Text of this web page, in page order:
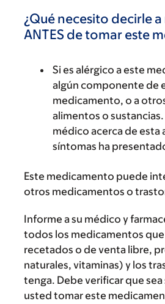
¿Qué necesito decirle
ANTES de tomar este
Si es alérgico a este
algún componente de
medicamento, o a
alimentos o
médico acerca de esta
síntomas ha
Este medicamento puede
otros medicamentos o
Informe a su médico y
todos los medicamentos
recetados o de venta libre,
naturales, vitaminas) y los
tenga. Debe verificar que
usted tomar este